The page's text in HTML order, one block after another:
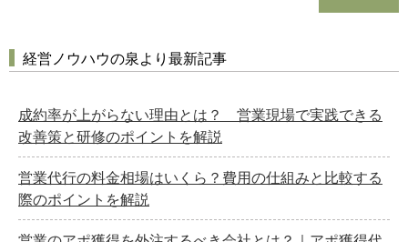
経営ノウハウの泉より最新記事
成約率が上がらない理由とは？ 営業現場で実践できる
改善策と研修のポイントを解説
営業代行の料金相場はいくら？費用の仕組みと比較する
際のポイントを解説